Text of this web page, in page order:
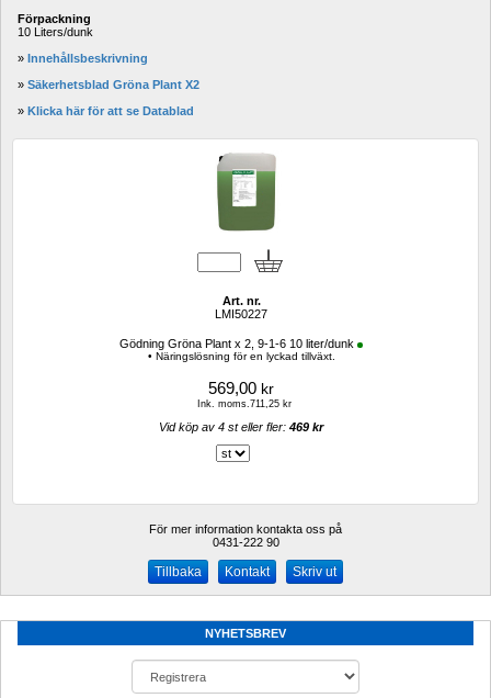
Förpackning
10 Liters/dunk
» Innehållsbeskrivning
» Säkerhetsblad Gröna Plant X2
» Klicka här för att se Datablad
Art. nr.
LMI50227
Gödning Gröna Plant x 2, 9-1-6 10 liter/dunk
• Näringslösning för en lyckad tillväxt.
569,00 kr
Ink. moms.711,25 kr
Vid köp av 4 st eller fler: 469 kr
För mer information kontakta oss på
0431-222 90
Kontakt Skriv ut
NYHETSBREV